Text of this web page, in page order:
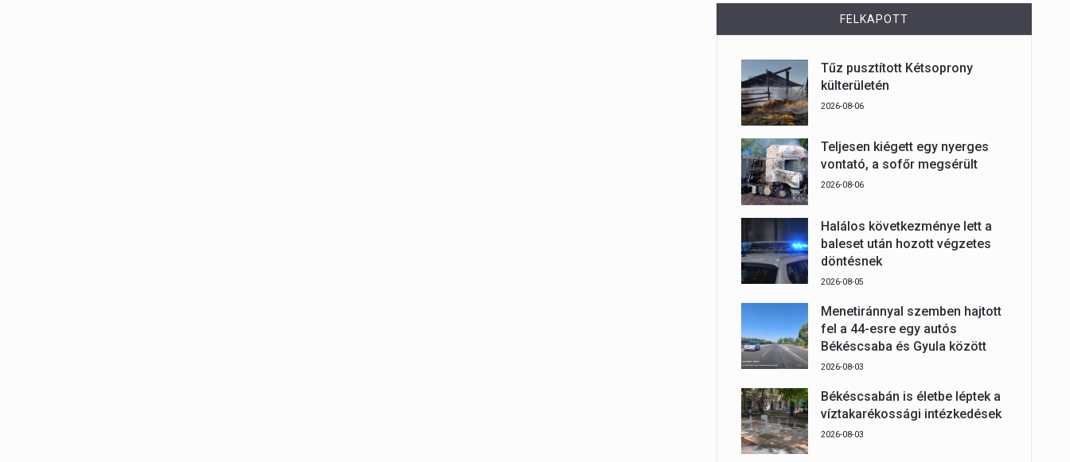
FELKAPOTT
Tűz pusztított Kétsoprony
külterületén
2026-08-06
Teljesen kiégett egy nyerges
vontató, a sofőr megsérült
2026-08-06
Halálos következménye lett a
baleset után hozott végzetes
döntésnek
2026-08-05
Menetiránnyal szemben hajtott
fel a 44-esre egy autós
Békéscsaba és Gyula között
2026-08-03
Békéscsabán is életbe léptek a
víztakarékossági intézkedések
2026-08-03